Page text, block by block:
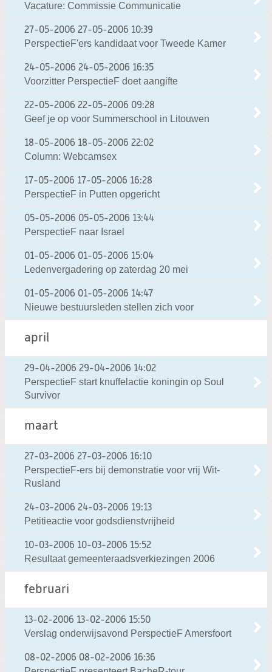
Vacature: Commissie Communicatie
27-05-2006 27-05-2006 10:39
PerspectieF'ers kandidaat voor Tweede Kamer
24-05-2006 24-05-2006 16:35
Voorzitter PerspectieF doet aangifte
22-05-2006 22-05-2006 09:28
Geef je op voor Summerschool in Litouwen
18-05-2006 18-05-2006 22:02
Column: Webcamsex
17-05-2006 17-05-2006 16:28
PerspectieF in Putten opgericht
05-05-2006 05-05-2006 13:44
PerspectieF naar Israel
01-05-2006 01-05-2006 15:04
Ledenvergadering op zaterdag 20 mei
01-05-2006 01-05-2006 14:47
Nieuwe bestuursleden stellen zich voor
april
29-04-2006 29-04-2006 14:02
PerspectieF start knuffelactie koningin op Soul
Survivor
maart
27-03-2006 27-03-2006 16:10
PerspectieF-ers bij demonstratie voor vrij Wit-
Rusland
24-03-2006 24-03-2006 19:13
Petitieactie voor godsdienstvrijheid
10-03-2006 10-03-2006 15:52
Resultaat gemeenteraadsverkiezingen 2006
februari
13-02-2006 13-02-2006 15:50
Verslag onderwijsavond PerspectieF Amersfoort
08-02-2006 08-02-2006 16:36